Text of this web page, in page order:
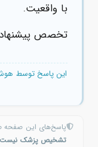
با واقعیت.
تخصص
این پاسخ توسط
پاسخ‌های این صفحه
تشخیص پزشک